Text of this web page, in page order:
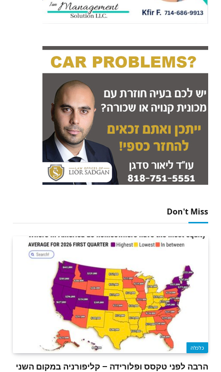
Don't Miss
כלכלה
הרבה לפני טקסס ופלורידה – קליפורניה במקום השני